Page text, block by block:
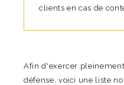
clients en cas de
Afin d'exercer
défense, voici une liste